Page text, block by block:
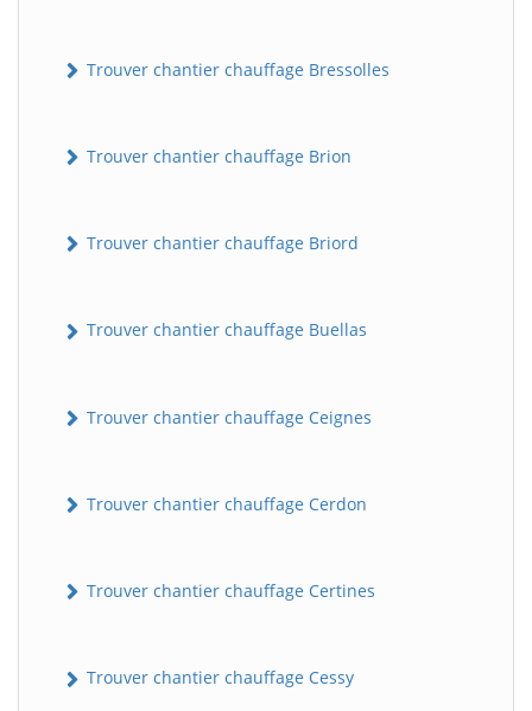
Trouver chantier chauffage Bressolles
Trouver chantier chauffage Brion
Trouver chantier chauffage Briord
Trouver chantier chauffage Buellas
Trouver chantier chauffage Ceignes
Trouver chantier chauffage Cerdon
Trouver chantier chauffage Certines
Trouver chantier chauffage Cessy